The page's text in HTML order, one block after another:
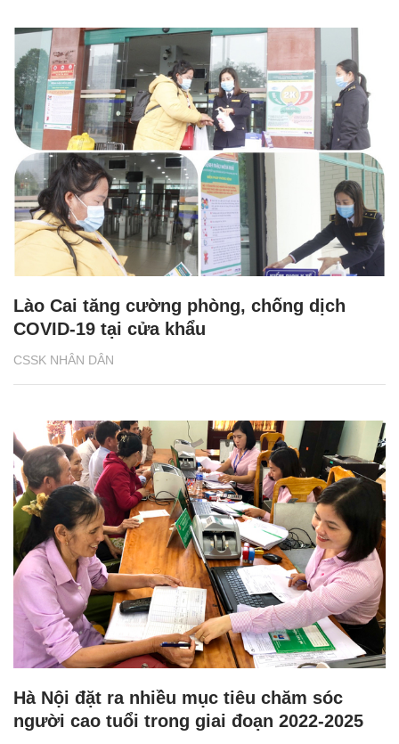
CSSK NHÂN DÂN
Lào Cai tăng cường phòng, chống dịch
COVID-19 tại cửa khẩu
Hà Nội đặt ra nhiều mục tiêu chăm sóc
người cao tuổi trong giai đoạn 2022-2025